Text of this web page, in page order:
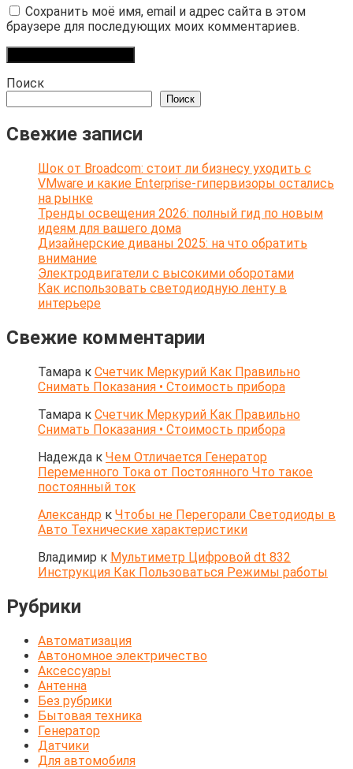
Сохранить моё имя, email и адрес сайта в этом
браузере для последующих моих комментариев.
Поиск
Поиск
Свежие записи
Шок от Broadcom: стоит ли бизнесу уходить с
VMware и какие Enterprise-гипервизоры остались
на рынке
Тренды освещения 2026: полный гид по новым
идеям для вашего дома
Дизайнерские диваны 2025: на что обратить
внимание
Электродвигатели с высокими оборотами
Как использовать светодиодную ленту в
интерьере
Свежие комментарии
Тамара к Счетчик Меркурий Как Правильно
Снимать Показания • Стоимость прибора
Тамара к Счетчик Меркурий Как Правильно
Снимать Показания • Стоимость прибора
Надежда к Чем Отличается Генератор
Переменного Тока от Постоянного Что такое
постоянный ток
Александр к Чтобы не Перегорали Светодиоды в
Авто Технические характеристики
Владимир к Мультиметр Цифровой dt 832
Инструкция Как Пользоваться Режимы работы
Рубрики
Автоматизация
Автономное электричество
Аксессуары
Антенна
Без рубрики
Бытовая техника
Генератор
Датчики
Для автомобиля